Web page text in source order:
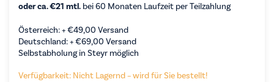
oder ca. €21 mtl. bei 60 Monaten Laufzeit per Teilzahlung
Österreich: +€49,00 Versand
Deutschland: +€69,00 Versand
Selbstabholung in Steyr möglich
Verfügbarkeit: Nicht Lagernd – wird für Sie bestellt!